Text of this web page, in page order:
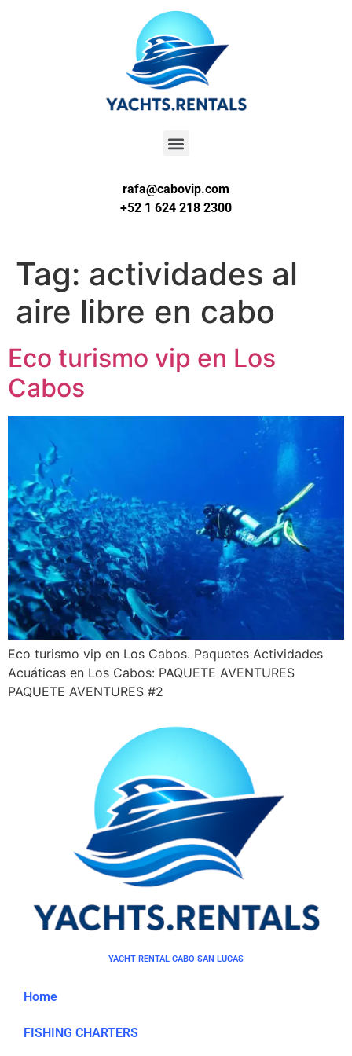
rafa@cabovip.com
+52 1 624 218 2300
Tag: actividades al
aire libre en cabo
Eco turismo vip en Los
Cabos
Eco turismo vip en Los Cabos. Paquetes Actividades
Acuáticas en Los Cabos: PAQUETE AVENTURES
PAQUETE AVENTURES #2
YACHT RENTAL CABO SAN LUCAS
Home
FISHING CHARTERS